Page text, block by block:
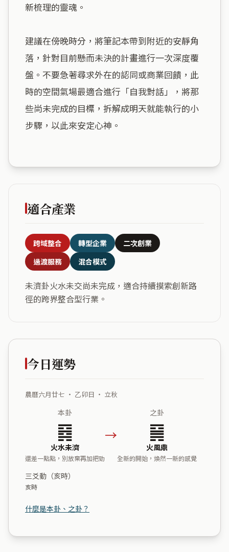
新梳理的靈魂。
建議在傍晚時分，將筆記本帶到附近的安靜角
落，針對目前懸而未決的計畫進行一次深度覆
盤。不要急著尋求外在的認同或商業回饋，此
時的空間氣場最適合進行「自我對話」，將那
些尚未完成的目標，拆解成明天就能執行的小
步驟，以此來安定心神。
適合產業
跨域整合 轉型企業
二次創業
過渡服務
混合模式
未濟卦火水未交尚未完成，適合持續摸索創新路
徑的跨界整合型行業。
今日運勢
農曆六月廿七 ・ 乙卯日 ・ 立秋
本卦
䷿
火水未濟
還差一點點，別放棄再加把勁
→
之卦
䷱
火風鼎
全新的開始，煥然一新的感覺
三爻動（亥時）
亥時
什麼是本卦、之卦？